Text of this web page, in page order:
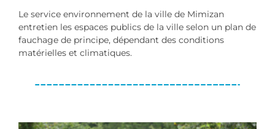
Le service environnement de la ville de Mimizan
entretien les espaces publics de la ville selon un plan de
fauchage de principe, dépendant des conditions
matérielles et climatiques.